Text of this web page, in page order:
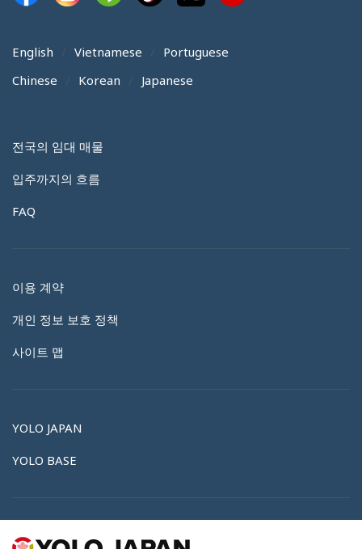
English Vietnamese
Portuguese
Chinese
Korean Japanese
전국의 임대 매물
입주까지의 흐름
FAQ
이용 계약
개인 정보 보호 정책
사이트 맵
YOLO JAPAN
YOLO BASE